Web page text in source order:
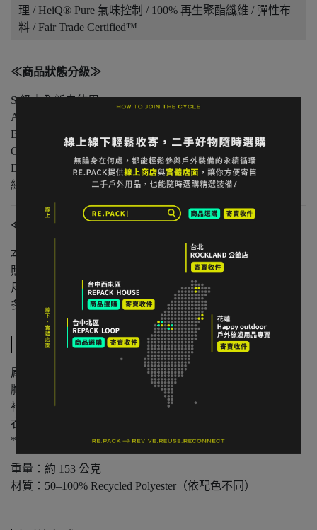
理 / HeiQ® Pure 氣味控制 / 100% 再生聚酯纖維 / 彈性布
料 / Fair Trade Certified™
≪商品狀態分級≫
S 級｜全新未使用
A 級｜輕微著用痕跡，無明顯損傷
B 級｜中度著用痕跡，功能正常
C 級｜明顯使用痕跡或外觀瑕疵但功能無虞
D 級｜重度使用 / 長期未使用 / 影響主要功能的瑕疵，請仔
細評估商品狀況
≪注意事項≫
本店與實體店同步販售，庫存可能有時間差。
照片已盡量呈現實色，螢幕設定不同可能略有差異。
尺寸為人工測量，可能有些微誤差。
多件不同門市商品將併單出貨，出貨時間可能延後 1–2 日。
規格說明
肩寬：43 cm（S 碼）
胸寬平量：49.5 cm
袖長：25 cm
衣長：68.5 cm
*人工測量含 ±2 cm 誤差值
重量：約 153 公克
材質：50–100% Recycled Polyester（依配色不同）